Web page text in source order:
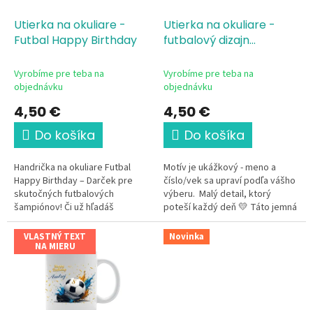
od
o
Utierka na okuliare -
Futbal Happy Birthday
Vyrobíme pre teba na
objednávku
4,50 €
Do košíka
Handrička na okuliare Futbal
Happy Birthday – Darček pre
skutočných futbalových
šampiónov! Či už hľadáš
dokonalý narodeninový darček
pre malého futbalistu, kamoša z
tímu, alebo...
Utierka na okuliare -
futbalový dizajn
Vyrobíme pre teba na
objednávku
4,50 €
Do košíka
Motív je ukážkový - meno a
číslo/vek sa upraví podľa vášho
výberu. Malý detail, ktorý
poteší každý deň 💛 Táto jemná
a mäkká utierka z mikrovlákna
pre malého aj...
VLASTNÝ TEXT
NA MIERU
Novinka